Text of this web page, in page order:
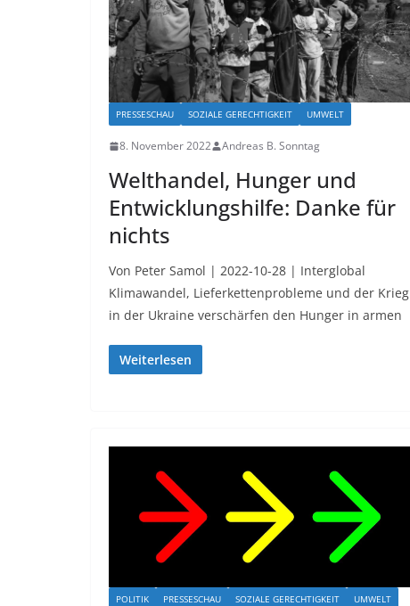
PRESSESCHAU SOZIALE GERECHTIGKEIT UMWELT
8. November 2022 Andreas B. Sonntag
Welthandel, Hunger und
Entwicklungshilfe: Danke für
nichts
Von Peter Samol | 2022-10-28 | Interglobal
Klimawandel, Lieferkettenprobleme und der Krieg
in der Ukraine verschärfen den Hunger in armen
Weiterlesen
POLITIK PRESSESCHAU SOZIALE GERECHTIGKEIT
UMWELT